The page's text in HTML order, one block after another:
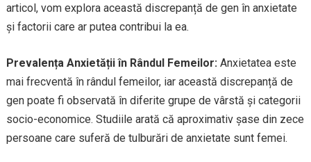
articol, vom explora această discrepanță de gen în anxietate
și factorii care ar putea contribui la ea.
Prevalența Anxietății în Rândul Femeilor: Anxietatea este
mai frecventă în rândul femeilor, iar această discrepanță de
gen poate fi observată în diferite grupe de vârstă și categorii
socio-economice. Studiile arată că aproximativ șase din zece
persoane care suferă de tulburări de anxietate sunt femei.